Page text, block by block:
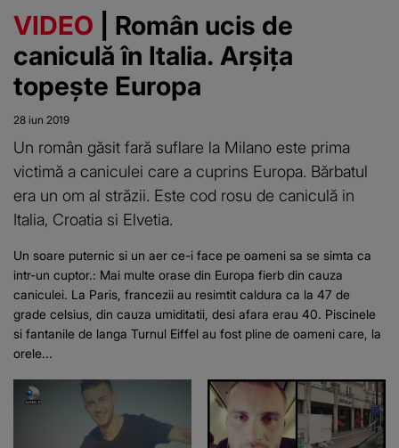
VIDEO | Român ucis de
caniculă în Italia. Arșița
topește Europa
28 iun 2019
Un român găsit fară suflare la Milano este prima
victimă a caniculei care a cuprins Europa. Bărbatul
era un om al străzii. Este cod rosu de caniculă in
Italia, Croatia si Elvetia.
Un soare puternic si un aer ce-i face pe oameni sa se simta ca
intr-un cuptor.: Mai multe orase din Europa fierb din cauza
caniculei. La Paris, francezii au resimtit caldura ca la 47 de
grade celsius, din cauza umiditatii, desi afara erau 40. Piscinele
si fantanile de langa Turnul Eiffel au fost pline de oameni care, la
orele...